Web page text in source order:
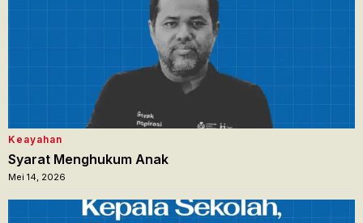
Keayahan
Syarat Menghukum Anak
Mei 14, 2026